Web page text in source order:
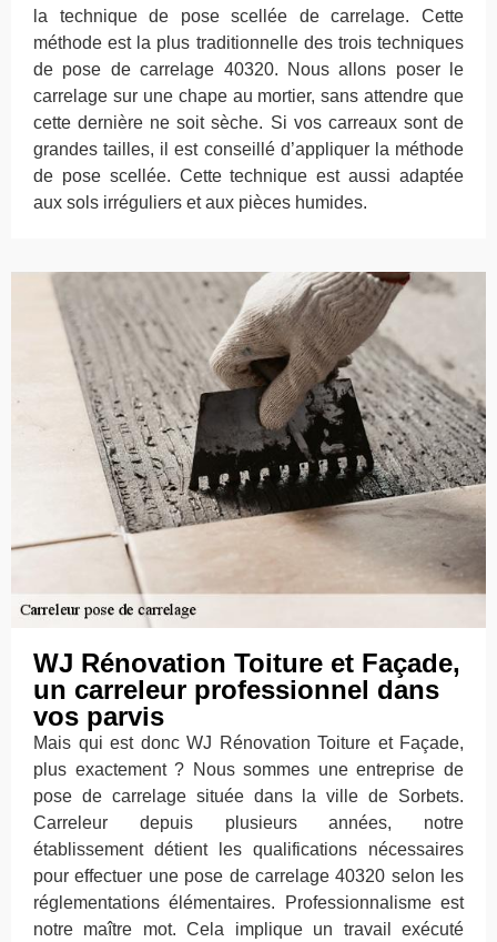
la technique de pose scellée de carrelage. Cette
méthode est la plus traditionnelle des trois techniques
de pose de carrelage 40320. Nous allons poser le
carrelage sur une chape au mortier, sans attendre que
cette dernière ne soit sèche. Si vos carreaux sont de
grandes tailles, il est conseillé d’appliquer la méthode
de pose scellée. Cette technique est aussi adaptée
aux sols irréguliers et aux pièces humides.
WJ Rénovation Toiture et Façade,
un carreleur professionnel dans
vos parvis
Mais qui est donc WJ Rénovation Toiture et Façade,
plus exactement ? Nous sommes une entreprise de
pose de carrelage située dans la ville de Sorbets.
Carreleur depuis plusieurs années, notre
établissement détient les qualifications nécessaires
pour effectuer une pose de carrelage 40320 selon les
réglementations élémentaires. Professionnalisme est
notre maître mot. Cela implique un travail exécuté